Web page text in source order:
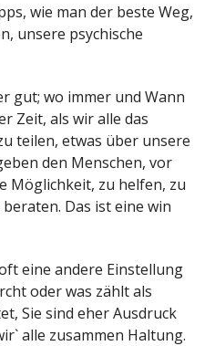
wie man der beste Weg,
unsere psychische
gut; wo immer und Wann
Zeit, als wir alle das
teilen, etwas über unsere
den Menschen, vor
Möglichkeit, zu helfen, zu
Das ist eine win
eine andere Einstellung
oder was zählt als
Sie sind eher Ausdruck
alle zusammen Haltung.